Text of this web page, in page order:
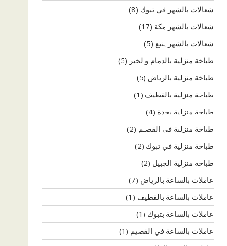
شغالات بالشهر في تبوك (8)
شغالات بالشهر مكة (17)
شغالات بالشهر ينبع (5)
طباخة منزلية بالدمام والخبر (5)
طباخة منزلية بالرياض (5)
طباخة منزلية بالقطيف (1)
طباخة منزلية بجدة (4)
طباخة منزلية في القصيم (2)
طباخة منزلية في تبوك (2)
طباخه منزلية الجبيل (2)
عاملات بالساعة بالرياض (7)
عاملات بالساعة بالقطيف (1)
عاملات بالساعة بتبوك (1)
عاملات بالساعة في القصيم (1)